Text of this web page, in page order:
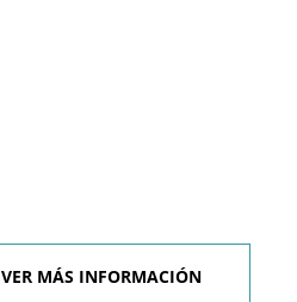
VER MÁS INFORMACIÓN